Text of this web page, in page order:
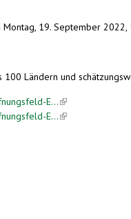
19. September 2022,
Ländern und
E...(link is external)
E...(link is external)